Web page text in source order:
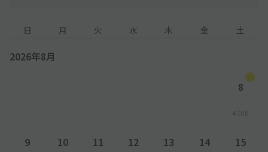
日 月 火 水 木 金 土
2026年8月
8
¥700
9 10 11 12 13 14 15